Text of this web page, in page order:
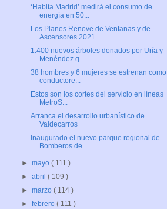
‘Habita Madrid’ medirá el consumo de
energía en 50...
Los Planes Renove de Ventanas y de
Ascensores 2021...
1.400 nuevos árboles donados por Uría y
Menéndez q...
38 hombres y 6 mujeres se estrenan como
conductore...
Estos son los cortes del servicio en líneas
MetroS...
Arranca el desarrollo urbanístico de
Valdecarros
Inaugurado el nuevo parque regional de
Bomberos de...
►mayo( 111 )
►abril( 109 )
►marzo( 114 )
►febrero( 111 )